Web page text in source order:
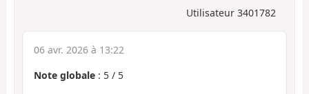
Utilisateur 3401782
06 avr. 2026 à 13:22
Note globale : 5 / 5